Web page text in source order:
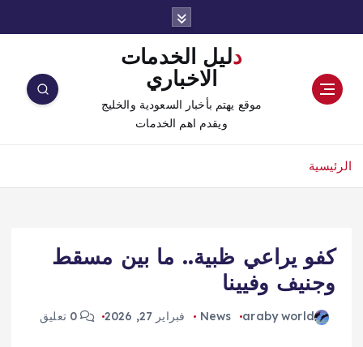
دليل الخدمات
الاخباري
موقع يهتم بأخبار السعودية والخليج
ويقدم اهم الخدمات
الرئيسية
كفو يراعي ظبية.. ما بين مسقط
وجنيف وفيينا
araby world
News فبراير 27, 2026 0 تعليق